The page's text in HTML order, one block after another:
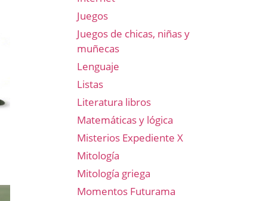
Juegos
Juegos de chicas, niñas y
muñecas
Lenguaje
Listas
Literatura libros
Matemáticas y lógica
Misterios Expediente X
Mitología
Mitología griega
Momentos Futurama